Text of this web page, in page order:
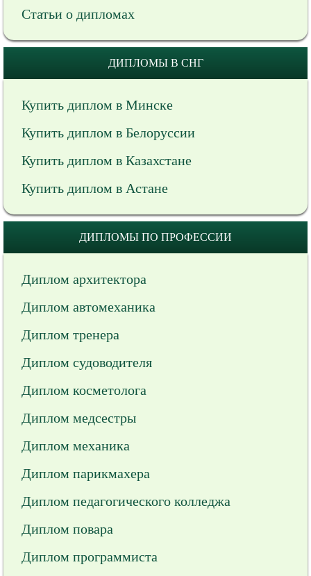
Статьи о дипломах
ДИПЛОМЫ В СНГ
Купить диплом в Минске
Купить диплом в Белоруссии
Купить диплом в Казахстане
Купить диплом в Астане
ДИПЛОМЫ ПО ПРОФЕССИИ
Диплом архитектора
Диплом автомеханика
Диплом тренера
Диплом судоводителя
Диплом косметолога
Диплом медсестры
Диплом механика
Диплом парикмахера
Диплом педагогического колледжа
Диплом повара
Диплом программиста